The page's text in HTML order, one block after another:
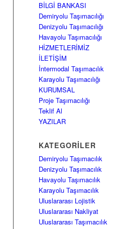
BİLGİ BANKASI
Demiryolu Taşımacılığı
Denizyolu Taşımacılığı
Havayolu Taşımacılığı
HİZMETLERİMİZ
İLETİŞİM
İntermodal Taşımacılık
Karayolu Taşımacılığı
KURUMSAL
Proje Taşımacılığı
Teklif Al
YAZILAR
KATEGORILER
Demiryolu Taşımacılık
Denizyolu Taşımacılık
Havayolu Taşımacılık
Karayolu Taşımacılık
Uluslararası Lojistik
Uluslararası Nakliyat
Uluslararası Taşımacılık